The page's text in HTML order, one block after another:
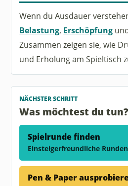
Wenn du Ausdauer
Belastung, Erschöpfung
Zusammen zeigen sie, wie
und Erholung am Spieltisch
NÄCHSTER SCHRITT
Was möchtest du tun?
Spielrunde finden
Einsteigerfreundliche
Pen & Paper